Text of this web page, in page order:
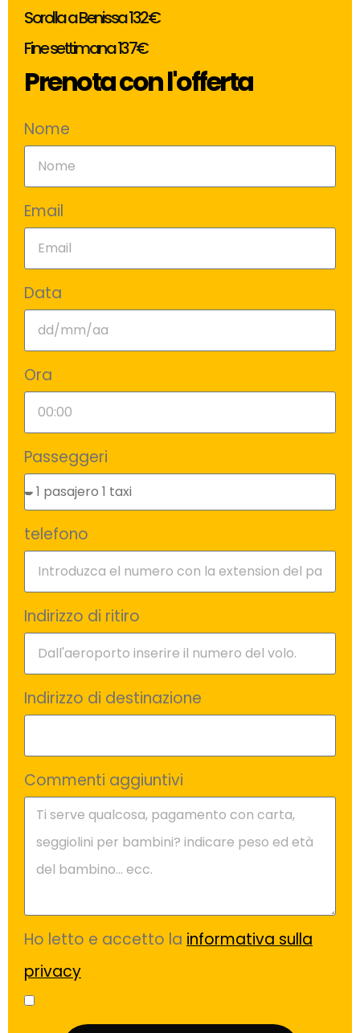
Sorolla a Benissa 132€
Fine settimana 137€
Prenota con l'offerta
Nome
Email
Data
Ora
Passeggeri
telefono
Indirizzo di ritiro
Indirizzo di destinazione
Commenti aggiuntivi
Ho letto e accetto la informativa sulla
privacy